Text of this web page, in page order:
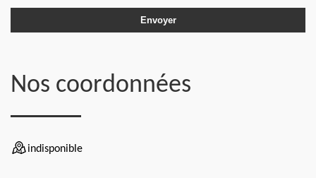
Nos coordonnées
indisponible